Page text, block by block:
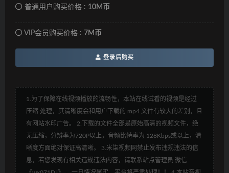
普通用户购买价格 : 10M币
VIP会员购买价格 : 7M币
登录后购买
1.为了保障在线视频播放的流畅性，本站在线试看的视频是经过
压缩 处理，其清晰度会和用户下载的 mp4 文件有较大的差别，且
有网站水印广告。 2.下载的文件全部是原始高清的视频文件，绝
无压缩，分辨率为720P以上，音频比特率为 128Kbps或以上，清
晰度方面绝对保证高清晰。 3.米柒视频网禁止发布违规违法的信
息，若您发现有相关违规违法内容，请联系站点管理员 微信